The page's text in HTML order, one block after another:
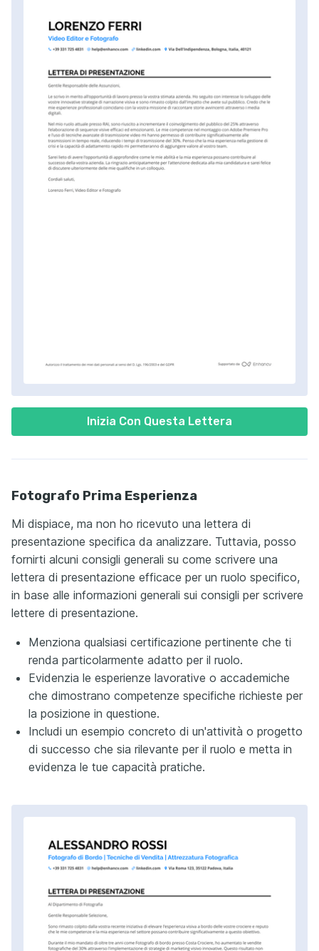
Inizia Con Questa Lettera
Fotografo Prima Esperienza
Mi dispiace, ma non ho ricevuto una lettera di
presentazione specifica da analizzare. Tuttavia, posso
fornirti alcuni consigli generali su come scrivere una
lettera di presentazione efficace per un ruolo specifico,
in base alle informazioni generali sui consigli per scrivere
lettere di presentazione.
Menziona qualsiasi certificazione pertinente che ti
renda particolarmente adatto per il ruolo.
Evidenzia le esperienze lavorative o accademiche
che dimostrano competenze specifiche richieste per
la posizione in questione.
Includi un esempio concreto di un'attività o progetto
di successo che sia rilevante per il ruolo e metta in
evidenza le tue capacità pratiche.